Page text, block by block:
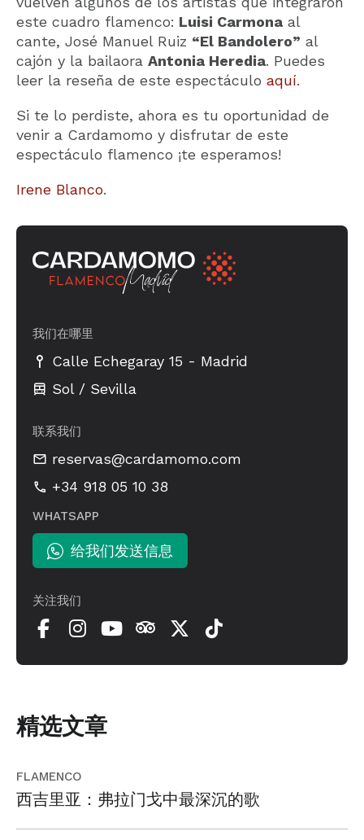
este cuadro flamenco: Luisi Carmona al
cante, José Manuel Ruiz “El Bandolero” al
cajón y la bailaora Antonia Heredia. Puedes
leer la reseña de este espectáculo aquí.
Si te lo perdiste, ahora es tu oportunidad de
venir a Cardamomo y disfrutar de este
espectáculo flamenco ¡te esperamos!
Irene Blanco.
我们在哪里
Calle Echegaray 15 - Madrid
Sol / Sevilla
联系我们
reservas@cardamomo.com
+34 918 05 10 38
WHATSAPP
给我们发送信息
关注我们
精选文章
FLAMENCO
西吉里亚：弗拉门戈中最深沉的歌